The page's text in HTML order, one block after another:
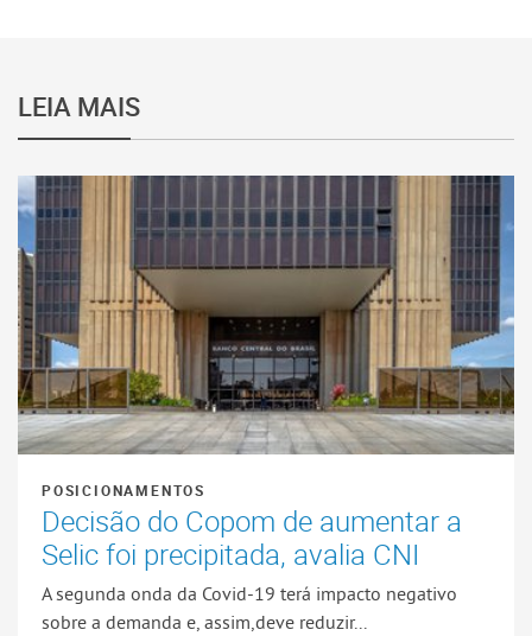
LEIA MAIS
POSICIONAMENTOS
Decisão do Copom de aumentar a
Selic foi precipitada, avalia CNI
A segunda onda da Covid-19 terá impacto negativo
sobre a demanda e, assim,deve reduzir...